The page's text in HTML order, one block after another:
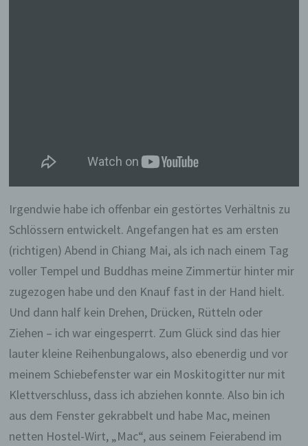
Irgendwie habe ich offenbar ein gestörtes Verhältnis zu
Schlössern entwickelt. Angefangen hat es am ersten
(richtigen) Abend in Chiang Mai, als ich nach einem Tag
voller Tempel und Buddhas meine Zimmertür hinter mir
zugezogen habe und den Knauf fast in der Hand hielt.
Und dann half kein Drehen, Drücken, Rütteln oder
Ziehen – ich war eingesperrt. Zum Glück sind das hier
lauter kleine Reihenbungalows, also ebenerdig und vor
meinem Schiebefenster war ein Moskitogitter nur mit
Klettverschluss, dass ich abziehen konnte. Also bin ich
aus dem Fenster gekrabbelt und habe Mac, meinen
netten Hostel-Wirt, „Mac“, aus seinem Feierabend im